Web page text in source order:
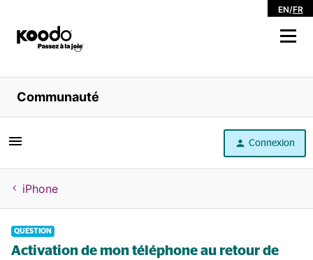
EN/FR
Magasiner
Libre service
Aide
Communauté
Connexion
iPhone
QUESTION
Activation de mon téléphone au retour de